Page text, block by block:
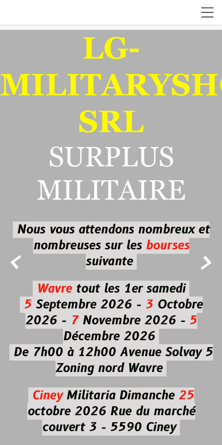
 
LG-
SRL
SURPLUS
MILITAIRE
Nous vous attendons nombreux et
nombreuses sur les bourses
suivante
Wavretout les 1er samedi
5Septembre 2026 - 3Octobre
2026 -7Novembre 2026 - 5
Décembre 2026
De 7h00 à 12h00 Avenue Solvay 5
Zoning nord Wavre
CineyMilitaria Dimanche 25
octobre 2026Rue du marché
couvert 3 - 5590 Ciney